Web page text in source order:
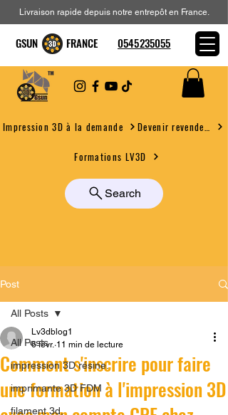
Impression 3D à la demande
Formations LV3D
Search
Livraison rapide depuis notre entrepôt en France.
GSUN FRANCE 0545235055
Post
All Posts
impression 3D résine.
imprimante 3D FDM
filament 3d,
All Posts
Comment s'inscrire pour faire
une formation à l'impression 3D
Lv3dblog1
6 févr. 11 min de lecture